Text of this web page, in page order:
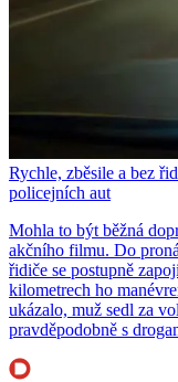
Rychle, zběsile a bez
policejních aut
Mohla to být běžná
akčního filmu. Do
řidiče se postupně
kilometrech ho
ukázalo, muž sedl za
pravděpodobně s